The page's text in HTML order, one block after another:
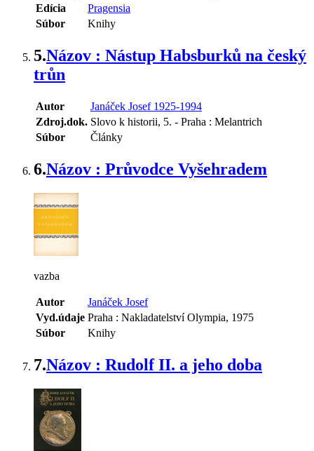
Edícia
Pragensia
Súbor
Knihy
5.Názov : Nástup Habsburků na český
trůn
Autor
Janáček Josef 1925-1994
Zdroj.dok. Slovo k historii, 5. - Praha : Melantrich
Súbor
Články
6.Názov : Průvodce Vyšehradem
vazba
Autor
Janáček Josef
Vyd.údaje Praha : Nakladatelství Olympia, 1975
Súbor
Knihy
7.Názov : Rudolf II. a jeho doba